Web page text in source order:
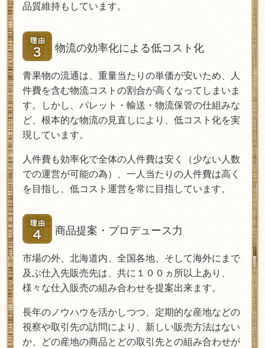
品質維持もしています。
物流の効率化による低コスト化
青果物の流通は、重量当たりの単価が安いため、人
件費を含む物流コストの割合が高くなってしまいま
す。しかし、パレット・輸送・物流保管の仕組みな
ど、根本的な物流の見直しにより、低コスト化を実
現しています。
人件費も効率化で全体の人件費は安く（少ない人数
での運営が可能の為）、一人当たりの人件費は高く
を目指し、低コスト運営を常に目指しています。
商品提案・プロデュース力
市場の外、北海道内、全国各地、そして海外にまで
及ぶ仕入先販売先は、共に１００ヵ所以上あり、
様々な仕入販売の組み合わせを提案出来ます。
長年のノウハウを活かしつつ、定期的な産地などの
視察や取引先の訪問により、新しい販売方法はない
か、どの産地の商品とどの取引先との組み合わせが